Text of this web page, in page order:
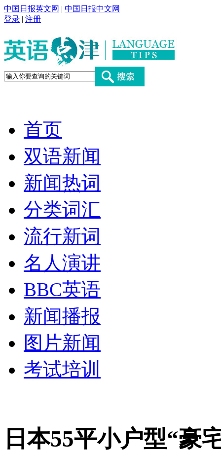
中国日报英文网 | 中国日报中文网
登录 | 注册
首页
双语新闻
新闻热词
分类词汇
流行新词
名人演讲
BBC英语
新闻播报
图片新闻
考试培训
日本55平小户型“豪